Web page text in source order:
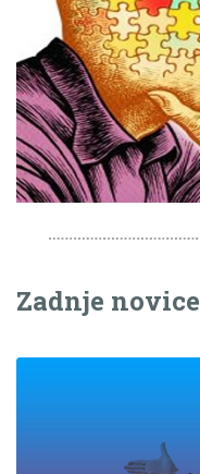
Zadnje novice